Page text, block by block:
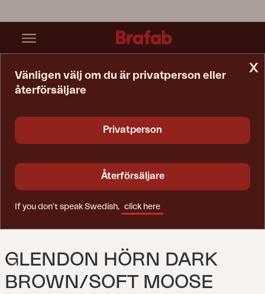
GLENDON HÖRN DARK
BROWN/SOFT MOOSE
x
Vänligen välj om du är privatperson eller
återförsäljare
Privatperson
Återförsäljare
If you don't speak Swedish, click here